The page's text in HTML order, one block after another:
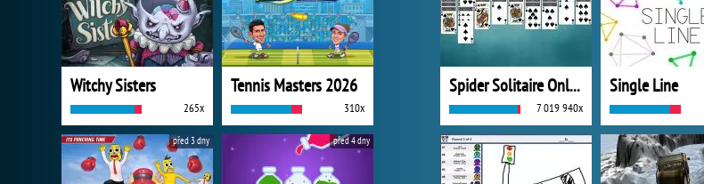
Witchy Sisters
265x
Tennis Masters 2026
310x
před 3 dny před 4 dny
Spider Solitaire Online
7 019 940x
Single Line